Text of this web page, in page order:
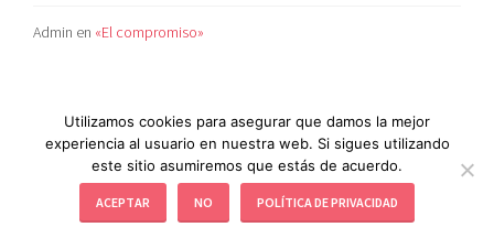
Admin en «El compromiso»
POLÍTICA DE COOKIES |AVISO LEGAL |POLÍTICA
AMBIENTAL
|POLÍTICA DE PRIVACIDAD
Utilizamos cookies para asegurar que damos la mejor
experiencia al usuario en nuestra web. Si sigues utilizando
este sitio asumiremos que estás de acuerdo.
ACEPTAR NO POLÍTICA DE PRIVACIDAD